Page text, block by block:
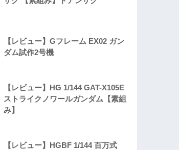
【レビュー】Gフレーム EX02 ガン
ダム試作2号機
【レビュー】HG 1/144 GAT-X105E
ストライクノワールガンダム【素組
み】
【レビュー】HGBF 1/144 百万式